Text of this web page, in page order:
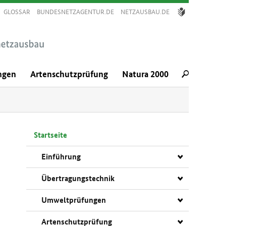
GLOSSAR BUNDESNETZAGENTUR.DE
NETZAUSBAU.DE
Artenschutzprüfung Natura 2000
Start­sei­te
Ein­füh­rung
Über­tra­gungs­tech­nik
Um­welt­prü­fun­gen
Ar­ten­schutz­prü­fung